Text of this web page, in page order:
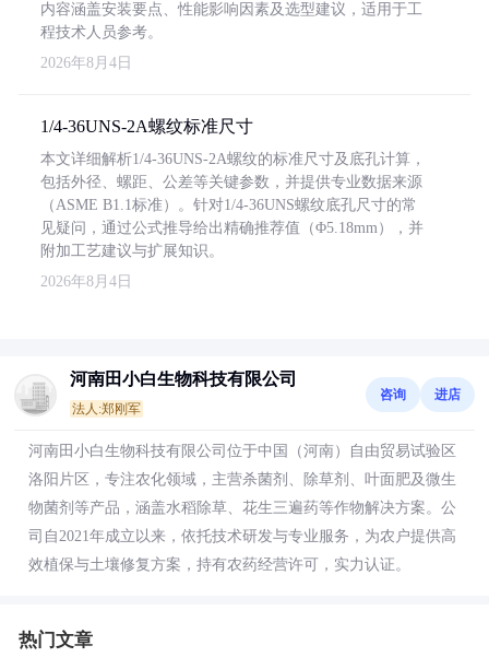
内容涵盖安装要点、性能影响因素及选型建议，适用于工
程技术人员参考。
2026年8月4日
1/4-36UNS-2A螺纹标准尺寸
本文详细解析1/4-36UNS-2A螺纹的标准尺寸及底孔计算，
包括外径、螺距、公差等关键参数，并提供专业数据来源
（ASME B1.1标准）。针对1/4-36UNS螺纹底孔尺寸的常
见疑问，通过公式推导给出精确推荐值（Φ5.18mm），并
附加工艺建议与扩展知识。
2026年8月4日
河南田小白生物科技有限公司
法人:郑刚军
咨询 进店
河南田小白生物科技有限公司位于中国（河南）自由贸易试验区
洛阳片区，专注农化领域，主营杀菌剂、除草剂、叶面肥及微生
物菌剂等产品，涵盖水稻除草、花生三遍药等作物解决方案。公
司自2021年成立以来，依托技术研发与专业服务，为农户提供高
效植保与土壤修复方案，持有农药经营许可，实力认证。
热门文章